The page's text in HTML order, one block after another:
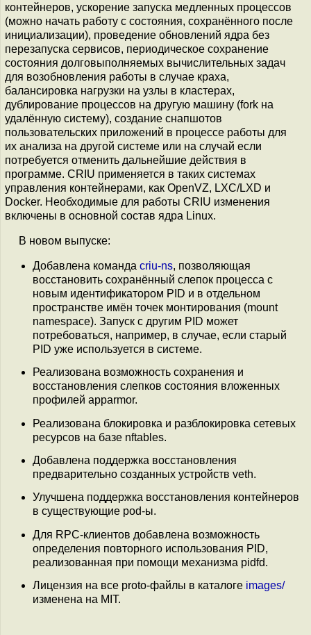
контейнеров, ускорение запуска медленных процессов
(можно начать работу с состояния, сохранённого после
инициализации), проведение обновлений ядра без
перезапуска сервисов, периодическое сохранение
состояния долговыполняемых вычислительных задач
для возобновления работы в случае краха,
балансировка нагрузки на узлы в кластерах,
дублирование процессов на другую машину (fork на
удалённую систему), создание снапшотов
пользовательских приложений в процессе работы для
их анализа на другой системе или на случай если
потребуется отменить дальнейшие действия в
программе. CRIU применяется в таких системах
управления контейнерами, как OpenVZ, LXC/LXD и
Docker. Необходимые для работы CRIU изменения
включены в основной состав ядра Linux.
В новом выпуске:
Добавлена команда criu-ns, позволяющая
восстановить сохранённый слепок процесса с
новым идентификатором PID и в отдельном
пространстве имён точек монтирования (mount
namespace). Запуск с другим PID может
потребоваться, например, в случае, если старый
PID уже используется в системе.
Реализована возможность сохранения и
восстановления слепков состояния вложенных
профилей apparmor.
Реализована блокировка и разблокировка сетевых
ресурсов на базе nftables.
Добавлена поддержка восстановления
предварительно созданных устройств veth.
Улучшена поддержка восстановления контейнеров
в существующие pod-ы.
Для RPC-клиентов добавлена возможность
определения повторного использования PID,
реализованная при помощи механизма pidfd.
Лицензия на все proto-файлы в каталоге images/
изменена на MIT.